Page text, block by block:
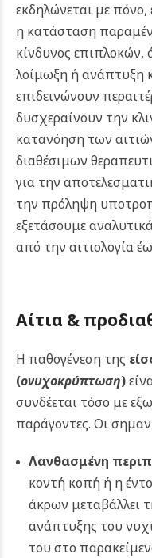
εκδηλώνεται με
η κατάσταση
κίνδυνος επιπλοκών,
λοίμωξη ή ανάπτυξη
επιδεινώνουν
δυσχεραίνουν την
κατανόηση των
διαθέσιμων
για την
την πρόληψη
εξετάσουμε
από την αιτιολογία
Αίτια &
Η παθογένεση της
(ονυχοκρύπτωση)
συνδέεται τόσο με
παράγοντες. Οι
Λανθασμένη
κοντή κοπή ή η
άκρων μεταβάλλει
ανάπτυξης του
του στο